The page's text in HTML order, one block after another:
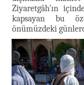
Ziyaretgâh’ın
kapsayan bu
önümüzdeki